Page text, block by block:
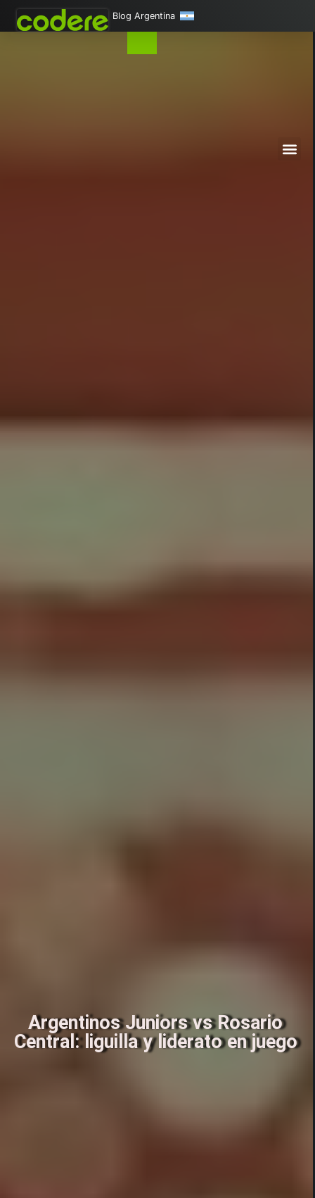
Blog Argentina
Argentinos Juniors vs Rosario
Central: liguilla y liderato en juego